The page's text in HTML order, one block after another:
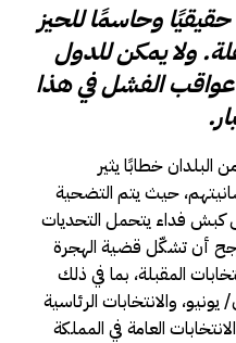
حقيقيًا وحاسمًا للحيز
ولا يمكن للدول
الفشل في هذا
البلدان خطابًا يثير
حيث يتم التضحية
كبش فداء يتحمل التحديات
أن تشكّل قضية الهجرة
المقبلة، بما في ذلك
يونيو، والانتخابات الرئاسية
العامة في المملكة